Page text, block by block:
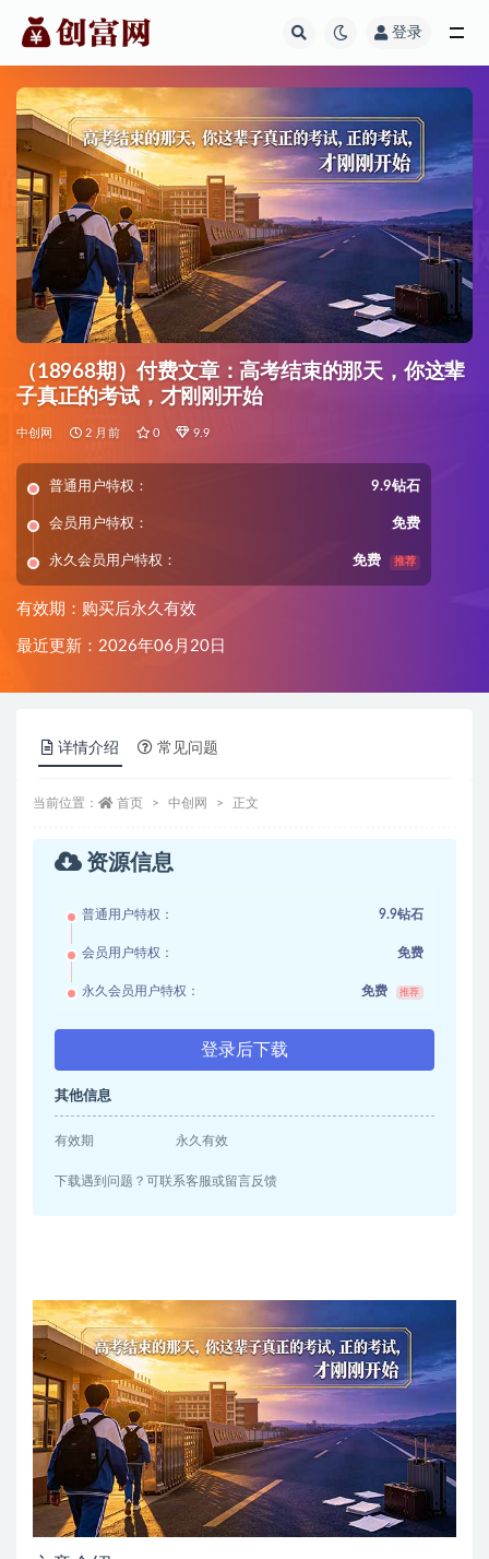
登录
（18968期）付费文章：高考结束的那天，你这辈
子真正的考试，才刚刚开始
中创网 2 月前 0 9.9
普通用户特权： 9.9钻石
会员用户特权： 免费
永久会员用户特权： 免费 推荐
有效期：购买后永久有效
最近更新：2026年06月20日
详情介绍 常见问题
当前位置： 首页 中创网 正文
资源信息
普通用户特权： 9.9钻石
会员用户特权： 免费
永久会员用户特权： 免费 推荐
登录后下载
其他信息
有效期 永久有效
下载遇到问题？可联系客服或留言反馈